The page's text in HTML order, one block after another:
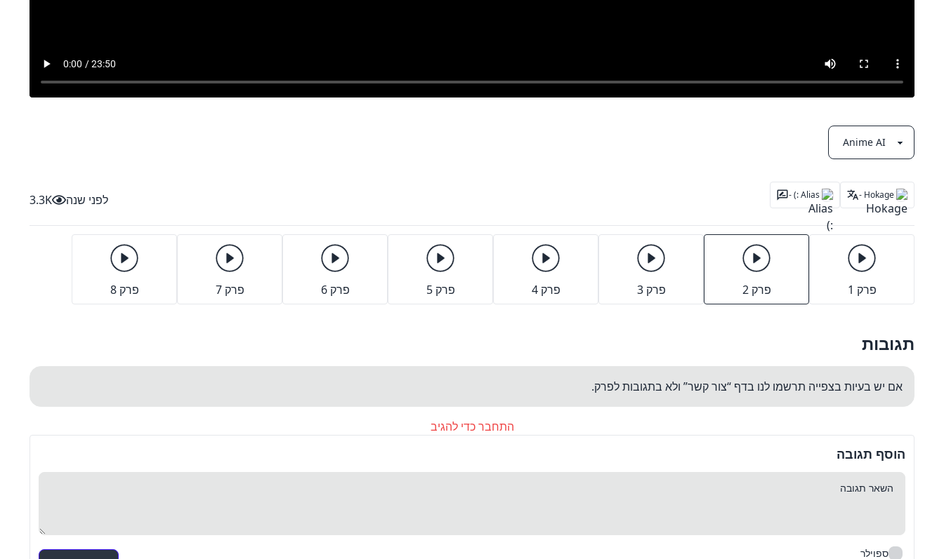
Hokage -
Alias :) - לפני שנה 3.3K
פרק 1 פרק 2 פרק 3 פרק 4 פרק 5 פרק 6 פרק 7 פרק 8
תגובות
אם יש בעיות בצפייה תרשמו לנו בדף “צור קשר” ולא בתגובות לפרק.
התחבר כדי להגיב
הוסף תגובה
ספוילר